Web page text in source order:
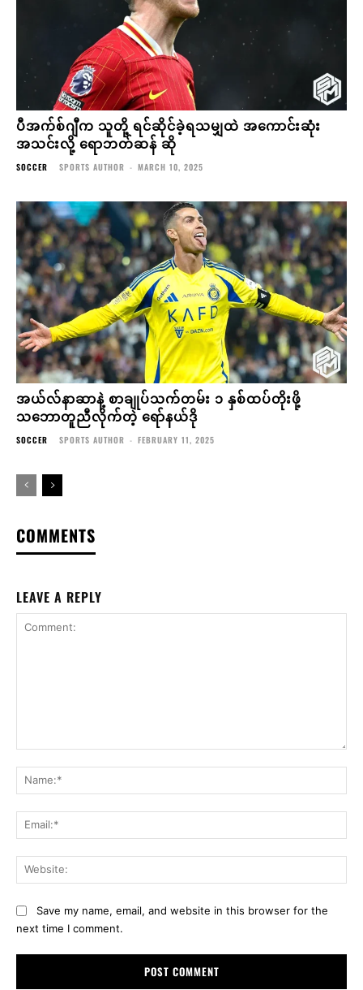
ပီအက်စ်ဂျီက သူတို့ ရင်ဆိုင်ခဲ့ရသမျှထဲ အကောင်းဆုံး
အသင်းလို့ ရောဘတ်ဆန် ဆို
SOCCER SPORTS AUTHOR - MARCH 10, 2025
အယ်လ်နာဆာနဲ့ စာချုပ်သက်တမ်း ၁ နှစ်ထပ်တိုးဖို့
သဘောတူညီလိုက်တဲ့ ရော်နယ်ဒို
SOCCER SPORTS AUTHOR - FEBRUARY 11, 2025
COMMENTS
LEAVE A REPLY
Save my name, email, and website in this browser for the
next time I comment.